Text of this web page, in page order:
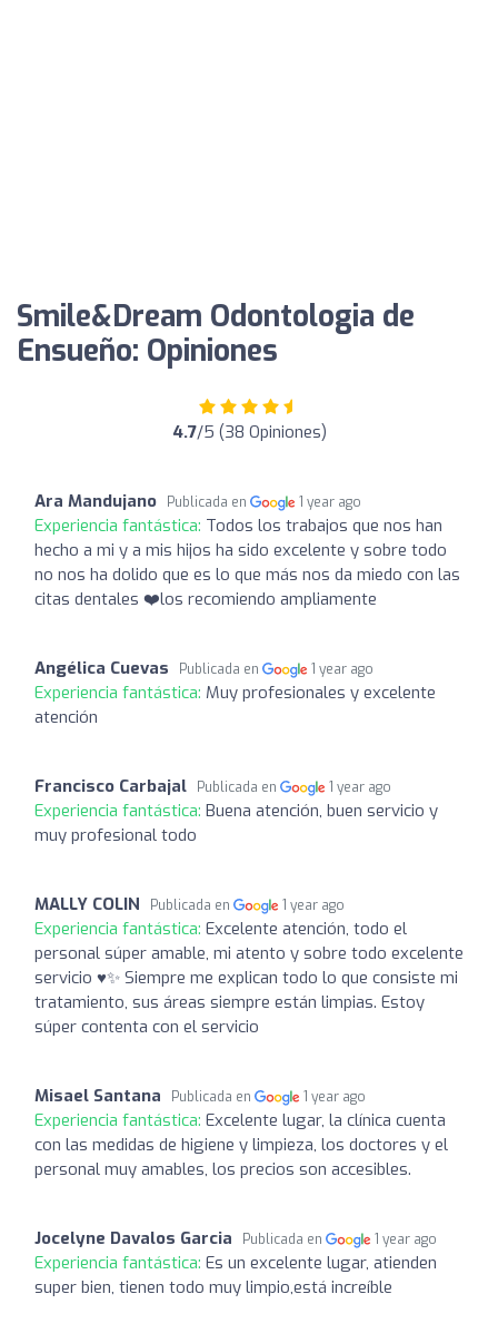
Smile&Dream Odontologia de
Ensueño: Opiniones
4.7/5 (38 Opiniones)
Ara Mandujano Publicada en 1 year ago
Experiencia fantástica: Todos los trabajos que nos han
hecho a mi y a mis hijos ha sido excelente y sobre todo
no nos ha dolido que es lo que más nos da miedo con las
citas dentales ❤️los recomiendo ampliamente
Angélica Cuevas Publicada en 1 year ago
Experiencia fantástica: Muy profesionales y excelente
atención
Francisco Carbajal Publicada en 1 year ago
Experiencia fantástica: Buena atención, buen servicio y
muy profesional todo
MALLY COLIN Publicada en 1 year ago
Experiencia fantástica: Excelente atención, todo el
personal súper amable, mi atento y sobre todo excelente
servicio ♥️✨ Siempre me explican todo lo que consiste mi
tratamiento, sus áreas siempre están limpias. Estoy
súper contenta con el servicio
Misael Santana Publicada en 1 year ago
Experiencia fantástica: Excelente lugar, la clínica cuenta
con las medidas de higiene y limpieza, los doctores y el
personal muy amables, los precios son accesibles.
Jocelyne Davalos Garcia Publicada en 1 year ago
Experiencia fantástica: Es un excelente lugar, atienden
super bien, tienen todo muy limpio,está increíble